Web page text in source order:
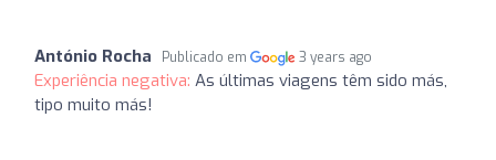
António Rocha Publicado em 3 years ago
Experiência negativa: As últimas viagens têm sido más,
tipo muito más!